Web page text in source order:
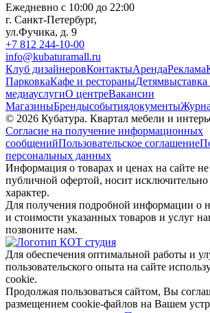
Ежедневно с 10:00 до 22:00
г. Санкт-Петербург,
ул.Фучика, д. 9
+7 812 244-10-00
info@kubaturamall.ru
Клуб дизайнеровКонтактыАрендаРеклама
ПарковкаКафе и рестораныДетям
медиауслугиО центреВакансии
МагазиныБрендысобытиядокументы
© 2026 Кубатура. Квартал мебели и
Согласие на получение информационных
сообщенийПользовательское соглашение
персональных данных
Информация о товарах и ценах на сайте не
публичной офертой, носит
характер.
Для получения подробной информации о
и стоимости указанных товаров и услуг
позвоните нам.
Для обеспечения оптимальной работы и
пользовательского опыта на сайте
cookie.
Продолжая пользоваться сайтом, Вы
размещением cookie-файлов на Вашем